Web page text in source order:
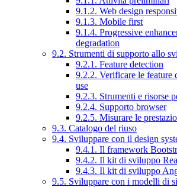
9.1.2. Web design
9.1.3. Mobile first
9.1.4. Progressive
degradation
9.2. Strumenti di supporto allo
9.2.1. Feature detection
9.2.2. Verificare le
use
9.2.3. Strumenti e risorse
9.2.4. Supporto browser
9.2.5. Misurare le
9.3. Catalogo del riuso
9.4. Sviluppare con il design
9.4.1. Il framework
9.4.2. Il kit di sviluppo
9.4.3. Il kit di sviluppo
9.5. Sviluppare con i modelli di